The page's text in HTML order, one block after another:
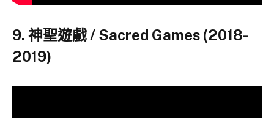
9. 神聖遊戲 / Sacred Games (2018-
2019)